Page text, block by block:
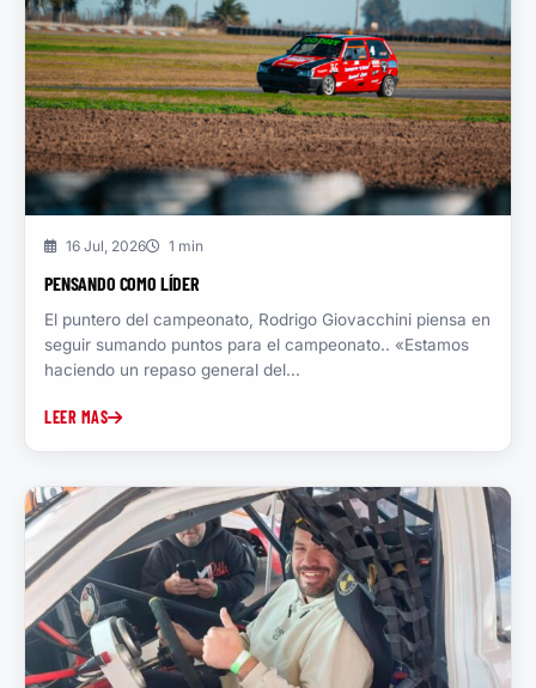
16 Jul, 2026 1 min
PENSANDO COMO LÍDER
El puntero del campeonato, Rodrigo Giovacchini piensa en
seguir sumando puntos para el campeonato.. «Estamos
haciendo un repaso general del...
LEER MAS